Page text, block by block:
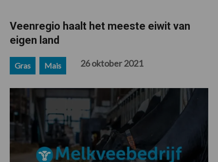
Veenregio haalt het meeste eiwit van
eigen land
Gras Mais 26 oktober 2021